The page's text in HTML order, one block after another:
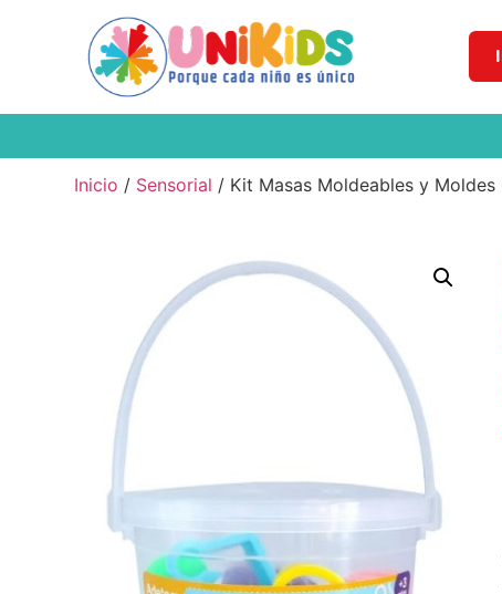
Inicio / Sensorial / Kit Masas Moldeables y